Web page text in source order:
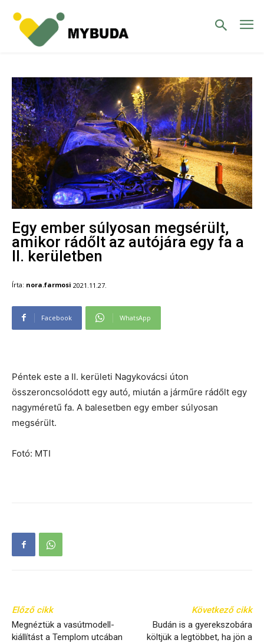
Egy ember súlyosan megsérült,
amikor rádőlt az autójára egy fa a
II. kerületben
Írta: nora.farmosi 2021.11.27.
Facebook WhatsApp
Péntek este a II. kerületi Nagykovácsi úton
összeroncsolódott egy autó, miután a járműre rádőlt egy
nagyméretű fa. A balesetben egy ember súlyosan
megsérült.
Fotó: MTI
Előző cikk
Megnéztük a vasútmodell-
kiállítást a Templom utcában
Következő cikk
Budán is a gyerekszobára
költjük a legtöbbet, ha jön a